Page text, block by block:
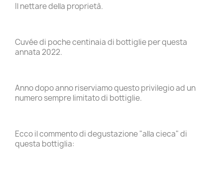
Il nettare della proprietà.
Cuvée di poche centinaia di bottiglie per questa
annata 2022.
Anno dopo anno riserviamo questo privilegio ad un
numero sempre limitato di bottiglie.
Ecco il commento di degustazione "alla cieca" di
questa bottiglia: